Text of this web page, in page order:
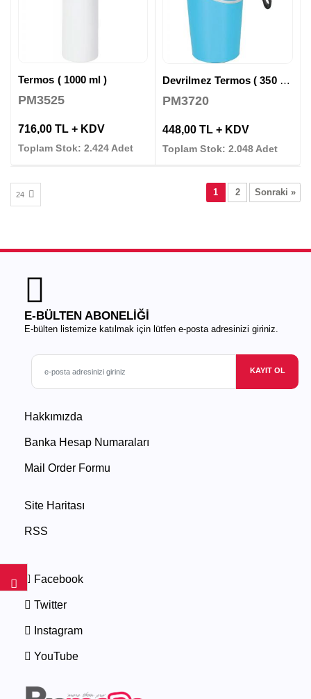
Termos ( 1000 ml )
PM3525
716,00 TL + KDV
Toplam Stok: 2.424 Adet
Devrilmez Termos ( 350 ml )
PM3720
448,00 TL + KDV
Toplam Stok: 2.048 Adet
1 2 Sonraki »
E-BÜLTEN ABONELİĞİ
E-bülten listemize katılmak için lütfen e-posta adresinizi giriniz.
KAYIT OL
Hakkımızda
Banka Hesap Numaraları
Mail Order Formu
Site Haritası
RSS
Facebook
Twitter
Instagram
YouTube